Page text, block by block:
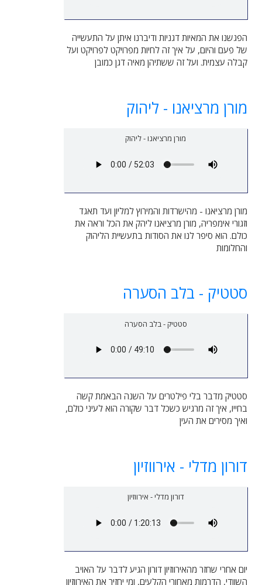
הפגשנו את המאיות דגניות ודיברנו איתן על התעשייה
של פעם והיום, על איך זה לחיות מפרויקט לפרויקט ועל
קבלה עצמית. ועל זה ששתיהן מאיה דגן כמובן
מורן מרציאנו - ליהוק
מורן מרציאנו - ליהוק
מורן מרציאנו - מהישרדות והמירוץ למליון ועד תאגד
וזגורי אימפריה, מורן מרציאנו ליהק את הכל וראה את
כולם. הוא סיפר לנו את הסודות בתעשיית הליהוק
והחלומות
סטטיק - בלב הסערה
סטטיק - בלב הסערה
סטטיק מדבר בלי פילטרים על השנה הבאמת קשה
בחייו, איך זה מרגיש כשכל דבר שקורה הוא לעיני כולם,
ואיך מסירים את העין
דורון מדלי - אירווזיון
דורון מדלי - אירווזיון
יום אחרי שחזר מהאירווזיון דורון הגיע לדבר על האויב
השוודי, הדרמות מאחורי הקלעים, ומי יחזיר את האירווזיון